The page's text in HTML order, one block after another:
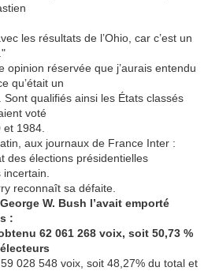
les résultats de l’Ohio, car c’est un
opinion réservée que j’aurais entendu
qu’était un
qualifiés ainsi les États classés
voté
1984.
aux journaux de France Inter :
des élections présidentielles
reconnaît sa défaite.
W. Bush l’avait emporté
:
62 061 268 voix, soit 50,73 %
028 548 voix, soit 48,27% du total et